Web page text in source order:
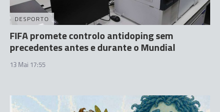
DESPORTO
FIFA promete controlo antidoping sem
precedentes antes e durante o Mundial
13 Mai 17:55